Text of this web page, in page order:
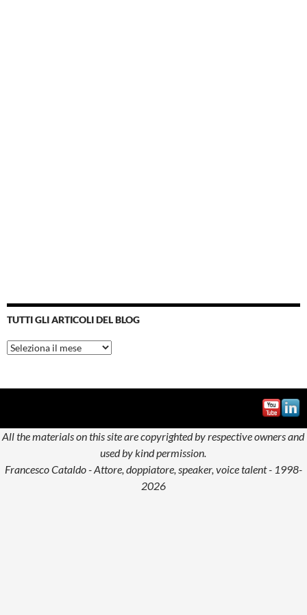
TUTTI GLI ARTICOLI DEL BLOG
Tutti
gli
All the materials on this site are copyrighted by respective owners and
used by kind permission.
Francesco Cataldo - Attore, doppiatore, speaker, voice talent - 1998-
2026